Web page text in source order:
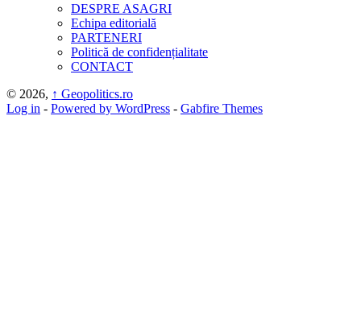
DESPRE ASAGRI
Echipa editorială
PARTENERI
Politică de confidențialitate
CONTACT
© 2026, ↑ Geopolitics.ro
Log in - Powered by WordPress - Gabfire Themes